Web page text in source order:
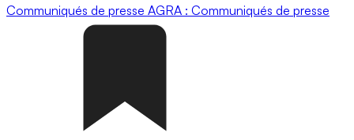
Communiqués de presse AGRA : Communiqués de presse